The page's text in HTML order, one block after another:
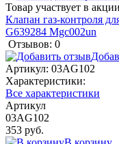
Товар участвует в
Клапан газ-контроля
G639284 Mgc002un
Отзывов: 0
Артикул: 03AG102
Характеристики:
Все характеристики
Артикул
03AG102
353 руб.